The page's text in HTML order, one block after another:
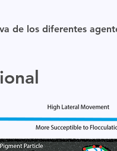
de los diferentes